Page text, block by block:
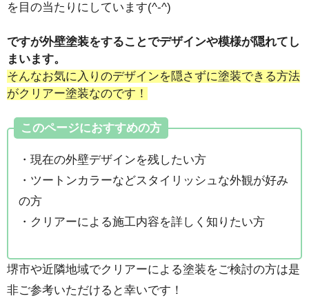
を目の当たりにしています(^-^)
ですが外壁塗装をすることでデザインや模様が隠れてし
まいます。
そんなお気に入りのデザインを隠さずに塗装できる方法
がクリアー塗装なのです！
このページにおすすめの方
・現在の外壁デザインを残したい方
・ツートンカラーなどスタイリッシュな外観が好み
の方
・クリアーによる施工内容を詳しく知りたい方
堺市や近隣地域でクリアーによる塗装をご検討の方は是
非ご参考いただけると幸いです！